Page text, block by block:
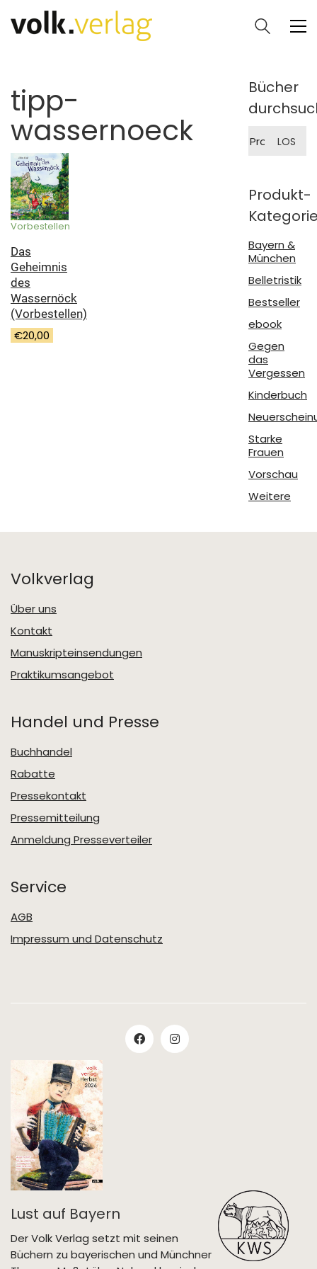
tipp-
wassernoeck
Vorbestellen
Das
Geheimnis
des
Wassernöck
(Vorbestellen)
€20,00
Bücher
nach:
LOS
Produkt-
Bayern &
München
Belletristik
Bestseller
ebook
Gegen
das
Vergessen
Kinderbuch
Starke
Frauen
Vorschau
Weitere
Volkverlag
Über uns
Kontakt
Manuskripteinsendungen
Praktikumsangebot
Handel und Presse
Buchhandel
Rabatte
Pressekontakt
Pressemitteilung
Anmeldung Presseverteiler
Service
AGB
Impressum und Datenschutz
Lust auf Bayern
Der Volk Verlag setzt mit seinen
Büchern zu bayerischen und Münchner